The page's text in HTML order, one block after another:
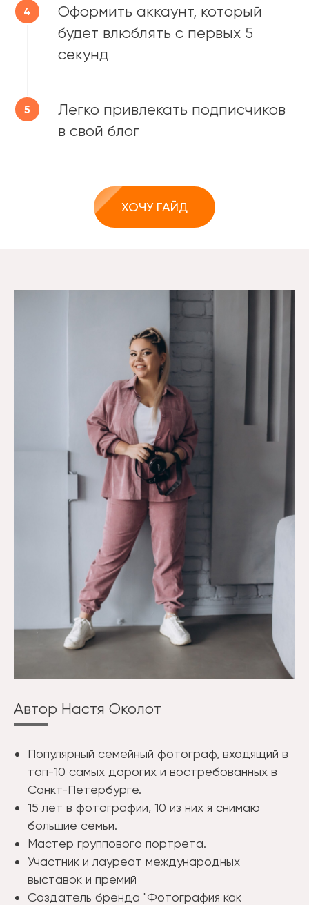
Оформить аккаунт, который
будет влюблять с первых 5
секунд
Легко привлекать подписчиков
в свой блог
ХОЧУ ГАЙД
Автор Настя Околот
Популярный семейный фотограф, входящий в
топ-10 самых дорогих и востребованных в
Санкт-Петербурге.
15 лет в фотографии, 10 из них я снимаю
большие семьи.
Мастер группового портрета.
Участник и лауреат международных
выставок и премий
Создатель бренда "Фотография как